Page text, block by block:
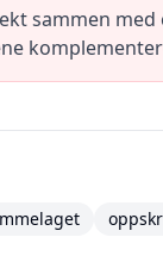
sammen